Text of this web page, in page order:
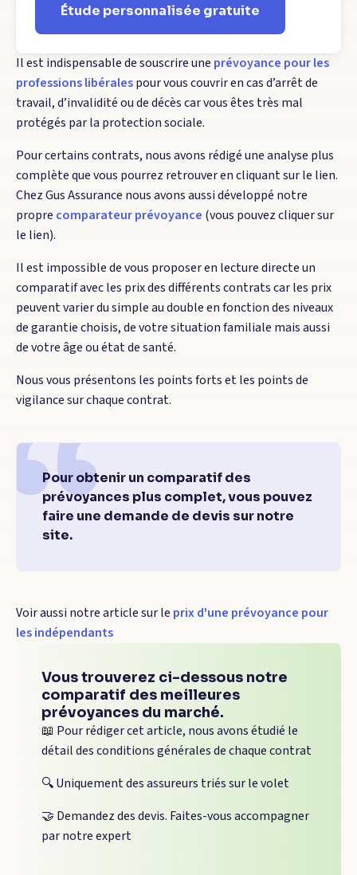
Étude personnalisée gratuite
Il est indispensable de souscrire une prévoyance pour les
professions libéralespour vous couvrir en cas d’arrêt de
travail, d’invalidité ou de décès car vous êtes très mal
protégés par la protection sociale.
Pour certains contrats, nous avons rédigé une analyse plus
complète que vous pourrez retrouver en cliquant sur le lien.
Chez Gus Assurance nous avons aussi développé notre
propre comparateur prévoyance (vous pouvez cliquer sur
le lien).
Il est impossible de vous proposer en lecture directe un
comparatif avec les prix des différents contrats car les prix
peuvent varier du simple au double en fonction des niveaux
de garantie choisis, de votre situation familiale mais aussi
de votre âge ou état de santé.
Nous vous présentons les points forts et les points de
vigilance sur chaque contrat.
Pour obtenir un comparatif des
prévoyances plus complet, vous pouvez
faire une demande de devis sur notre
site.
Voir aussi notre article sur le prix d'une prévoyance pour
les indépendants
Vous trouverez ci-dessous notre
comparatif des meilleures
prévoyances du marché.
📖 Pour rédiger cet article, nous avons étudié le
détail des conditions générales de chaque contrat
🔍 Uniquement des assureurs triés sur le volet
🤝 Demandez des devis. Faites-vous accompagner
par notre expert